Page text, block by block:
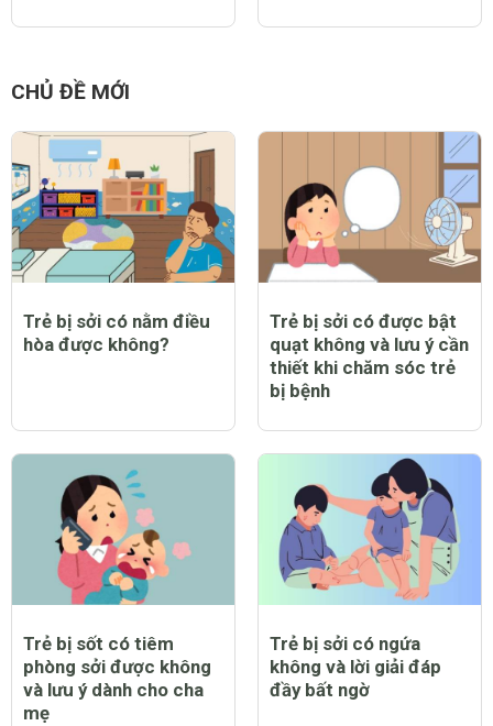
CHỦ ĐỀ MỚI
Trẻ bị sởi có nằm điều
hòa được không?
Trẻ bị sởi có được bật
quạt không và lưu ý cần
thiết khi chăm sóc trẻ
bị bệnh
Trẻ bị sốt có tiêm
phòng sởi được không
và lưu ý dành cho cha
mẹ
Trẻ bị sởi có ngứa
không và lời giải đáp
đầy bất ngờ